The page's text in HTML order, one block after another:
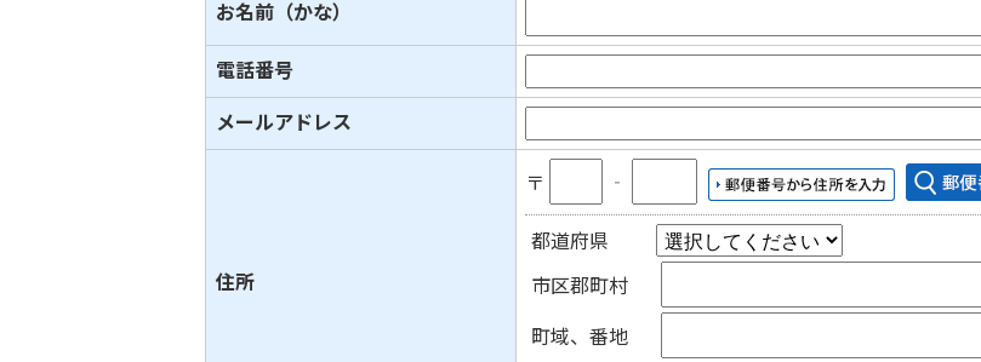
お名前（かな）
電話番号
メールアドレス
住所
〒 ‐
都道府県
市区郡町村
町域、番地